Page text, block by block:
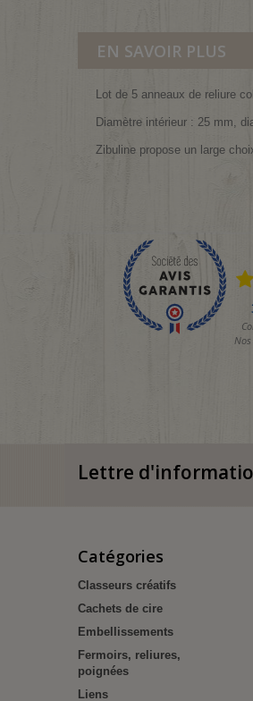
EN SAVOIR PLUS
Lot de 5 anneaux de reliure
Diamètre intérieur : 25 mm,
Zibuline propose un large
Lettre
Catégories
Classeurs créatifs
Cachets de cire
Embellissements
Fermoirs, reliures,
poignées
Liens